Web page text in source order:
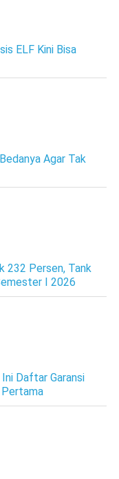
ELF Kini Bisa
Agar Tak
232 Persen, Tank
I 2026
Daftar Garansi
Pertama